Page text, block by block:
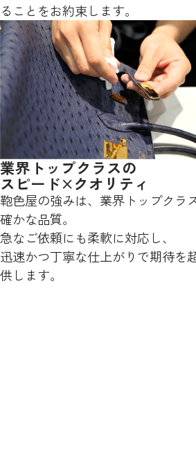
ることをお約束します。
業界トップクラスの
スピード×クオリティ
鞄色屋の強みは、業界トップクラ
確かな品質。
急なご依頼にも柔軟に対応し、
迅速かつ丁寧な仕上がりで期待を
供します。